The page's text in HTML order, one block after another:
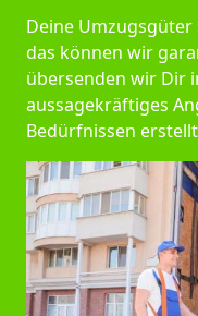
Deine Umzugsgüter
das können wir
übersenden wir Dir
aussagekräftiges
Bedürfnissen